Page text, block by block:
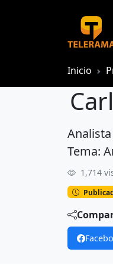
Inicio
Tema:
1,714